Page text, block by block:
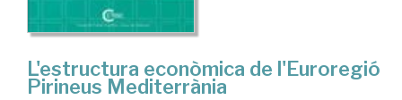
L'estructura econòmica de l'Euroregió
Pirineus Mediterrània